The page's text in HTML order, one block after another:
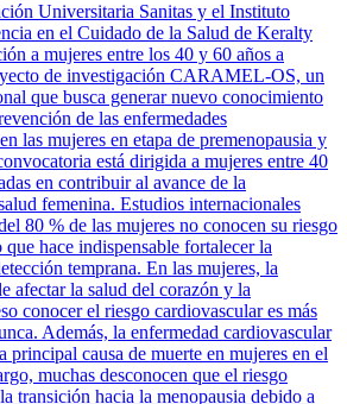
Universitaria Sanitas y el Instituto
en el Cuidado de la Salud de Keralty
a mujeres entre los 40 y 60 años a
de investigación CARAMEL-OS, un
que busca generar nuevo conocimiento
de las enfermedades
las mujeres en etapa de premenopausia y
está dirigida a mujeres entre 40
en contribuir al avance de la
femenina. Estudios internacionales
80 % de las mujeres no conocen su riesgo
hace indispensable fortalecer la
temprana. En las mujeres, la
afectar la salud del corazón y la
conocer el riesgo cardiovascular es más
Además, la enfermedad cardiovascular
principal causa de muerte en mujeres en el
muchas desconocen que el riesgo
transición hacia la menopausia debido a